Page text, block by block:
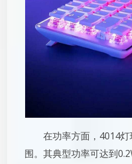
在功率方面，4014
围。其典型功率可达到